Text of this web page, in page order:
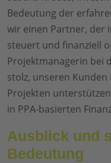
Bedeutung der
wir einen Partner, der
steuert und finanziell
Projektmanagerin bei
stolz, unseren Kunden
Projekten
in PPA-basierten
Ausblick und
Bedeutung